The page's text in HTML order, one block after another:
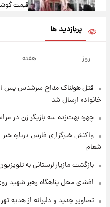
شوید+ فیلم
۷ ساعت پیش
۷ ساعت پیش
۲۱ ساعت پیش
یک پیش
شنبه ۱۷ مرداد ۱۴۰۵
پربازدید ها
روز هفته
قتل هولناک مداح سرشناس پس
خانواده ارسال شد
چهره بهت‌زده سه بازیگر زن در
واکنش خبرگزاری فارس درباره
شعام
بازگشت مازیار لرستانی به
افشای محل پناهگاه‌ رهبر شهید
تصاویر جدید و دلبرانه از هدیه